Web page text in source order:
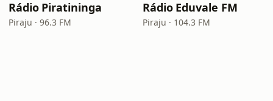
Rádio Piratininga
Piraju · 96.3 FM
Rádio Eduvale FM
Piraju · 104.3 FM